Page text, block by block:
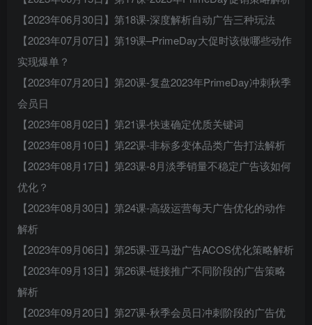
【2023年06月30日】第18课-深度解析自动广告三种玩法
【2023年07月07日】第19课–PrimeDay大促时该做哪些动作
实现爆单？
【2023年07月20日】第20课-复盘2023年PrimeDay冲刺秋季
会员日
【2023年08月02日】第21课-快速确定优质关键词
【2023年08月10日】第22课-非标多变体品类广告打法解析
【2023年08月17日】第23课-8月淡季销量不稳定广告该如何
优化？
【2023年08月30日】第24课-高级运营每天广告优化的动作
解析
【2023年09月06日】第25课-亚马逊广告ACOS优化策略解析
【2023年09月13日】第26课-链接推广不同阶段的广告策略
解析
【2023年09月20日】第27课-秋季会员日冲刺阶段的广告优